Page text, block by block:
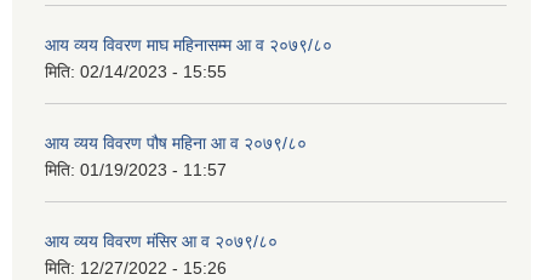
आय व्यय विवरण माघ महिनासम्म आ व २०७९/८०
मिति: 02/14/2023 - 15:55
आय व्यय विवरण पौष महिना आ व २०७९/८०
मिति: 01/19/2023 - 11:57
आय व्यय विवरण मंसिर आ व २०७९/८०
मिति: 12/27/2022 - 15:26